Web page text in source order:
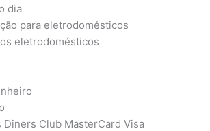
dia
para eletrodomésticos
eletrodomésticos
Diners Club MasterCard Visa